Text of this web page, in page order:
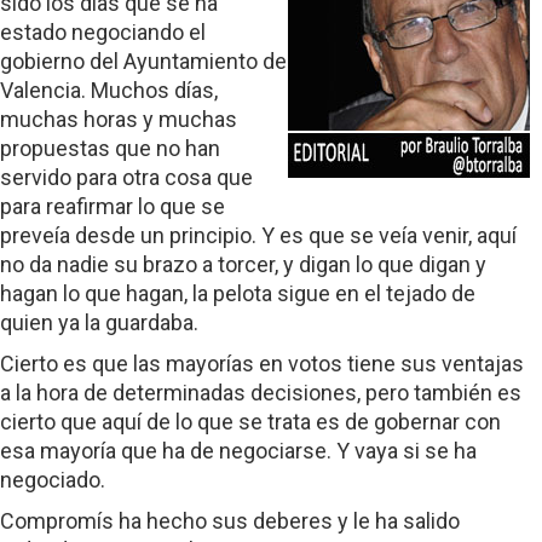
estado negociando el
gobierno del Ayuntamiento de
Valencia. Muchos días,
muchas horas y muchas
propuestas que no han
servido para otra cosa que
para reafirmar lo que se
preveía desde un principio. Y es que se veía venir, aquí
no da nadie su brazo a torcer, y digan lo que digan y
hagan lo que hagan, la pelota sigue en el tejado de
quien ya la guardaba.
Cierto es que las mayorías en votos tiene sus ventajas
a la hora de determinadas decisiones, pero también es
cierto que aquí de lo que se trata es de gobernar con
esa mayoría que ha de negociarse. Y vaya si se ha
negociado.
Compromís ha hecho sus deberes y le ha salido